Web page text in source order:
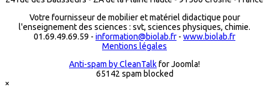
Votre fournisseur de mobilier et matériel didactique pour
l'enseignement des sciences : svt, sciences physiques, chimie.
01.69.49.69.59 - information@biolab.fr - www.biolab.fr
Mentions légales
Anti-spam by CleanTalkfor Joomla!
65142 spam blocked
×